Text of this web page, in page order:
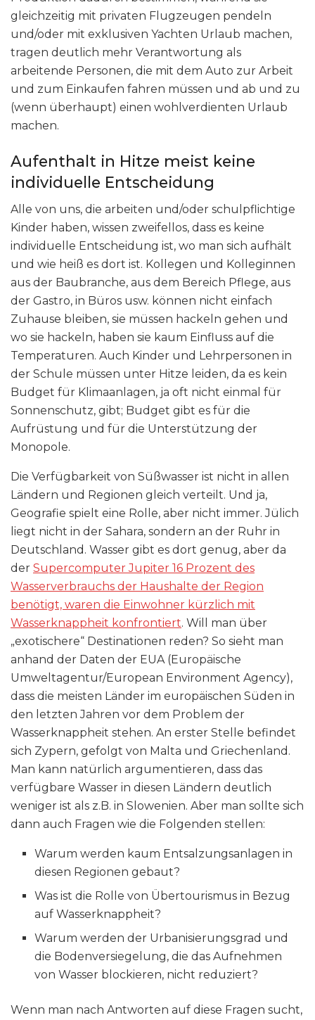
gleichzeitig mit privaten Flugzeugen pendeln
und/oder mit exklusiven Yachten Urlaub machen,
tragen deutlich mehr Verantwortung als
arbeitende Personen, die mit dem Auto zur Arbeit
und zum Einkaufen fahren müssen und ab und zu
(wenn überhaupt) einen wohlverdienten Urlaub
machen.
Aufenthalt in Hitze meist keine
individuelle Entscheidung
Alle von uns, die arbeiten und/oder schulpflichtige
Kinder haben, wissen zweifellos, dass es keine
individuelle Entscheidung ist, wo man sich aufhält
und wie heiß es dort ist. Kollegen und Kolleginnen
aus der Baubranche, aus dem Bereich Pflege, aus
der Gastro, in Büros usw. können nicht einfach
Zuhause bleiben, sie müssen hackeln gehen und
wo sie hackeln, haben sie kaum Einfluss auf die
Temperaturen. Auch Kinder und Lehrpersonen in
der Schule müssen unter Hitze leiden, da es kein
Budget für Klimaanlagen, ja oft nicht einmal für
Sonnenschutz, gibt; Budget gibt es für die
Aufrüstung und für die Unterstützung der
Monopole.
Die Verfügbarkeit von Süßwasser ist nicht in allen
Ländern und Regionen gleich verteilt. Und ja,
Geografie spielt eine Rolle, aber nicht immer. Jülich
liegt nicht in der Sahara, sondern an der Ruhr in
Deutschland. Wasser gibt es dort genug, aber da
der Supercomputer Jupiter 16 Prozent des
Wasserverbrauchs der Haushalte der Region
benötigt, waren die Einwohner kürzlich mit
Wasserknappheit konfrontiert. Will man über
„exotischere“ Destinationen reden? So sieht man
anhand der Daten der EUA (Europäische
Umweltagentur/European Environment Agency),
dass die meisten Länder im europäischen Süden in
den letzten Jahren vor dem Problem der
Wasserknappheit stehen. An erster Stelle befindet
sich Zypern, gefolgt von Malta und Griechenland.
Man kann natürlich argumentieren, dass das
verfügbare Wasser in diesen Ländern deutlich
weniger ist als z.B. in Slowenien. Aber man sollte sich
dann auch Fragen wie die Folgenden stellen:
Warum werden kaum Entsalzungsanlagen in
diesen Regionen gebaut?
Was ist die Rolle von Übertourismus in Bezug
auf Wasserknappheit?
Warum werden der Urbanisierungsgrad und
die Bodenversiegelung, die das Aufnehmen
von Wasser blockieren, nicht reduziert?
Wenn man nach Antworten auf diese Fragen sucht,